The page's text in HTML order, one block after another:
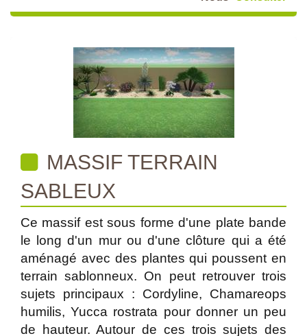
MASSIF TERRAIN
SABLEUX
Ce massif est sous forme d'une plate bande
le long d'un mur ou d'une clôture qui a été
aménagé avec des plantes qui poussent en
terrain sablonneux. On peut retrouver trois
sujets principaux : Cordyline, Chamareops
humilis, Yucca rostrata pour donner un peu
de hauteur. Autour de ces trois sujets des